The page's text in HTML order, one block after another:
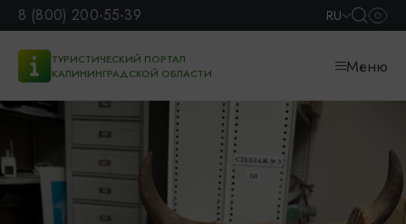
8 (800) 200-55-39 RU
ТУРИСТИЧЕСКИЙ ПОРТАЛ
КАЛИНИНГРАДСКОЙ ОБЛАСТИ
Меню